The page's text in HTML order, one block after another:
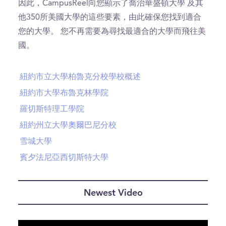
因此，CampusReel向您顯示了喬治華盛頓大學 及其
他350所美國大學的這些要素，由此確保您找到適合
您的大學。 您不再需要為尋找最適合的大學而飛往美
國。
紐約市立大學柏魯克分校學校概述
紐約市大學布魯克林學院
羅切斯特理工學院
紐約州立大學奧爾巴尼分校
雪城大學
賓夕法尼亞西切斯特大學
Newest Video